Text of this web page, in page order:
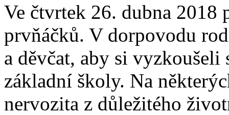
Ve čtvrtek 26. dubna 2018
prvňáčků. V dorpovodu
a děvčat, aby si
základní školy. Na
nervozita z důležitého